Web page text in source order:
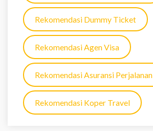
Rekomendasi Dummy Ticket
Rekomendasi Agen Visa
Rekomendasi Asuransi Perjalanan
Rekomendasi Koper Travel